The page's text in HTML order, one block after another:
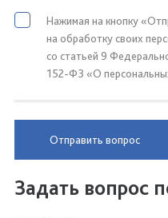
Нажимая на кнопку
на обработку своих
со статьей 9
152-ФЗ «О
Отправить вопрос
Задать вопрос